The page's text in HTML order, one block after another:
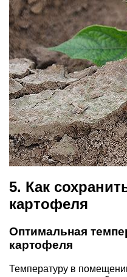
5. Как
картофеля
Оптимальная
картофеля
Температуру в